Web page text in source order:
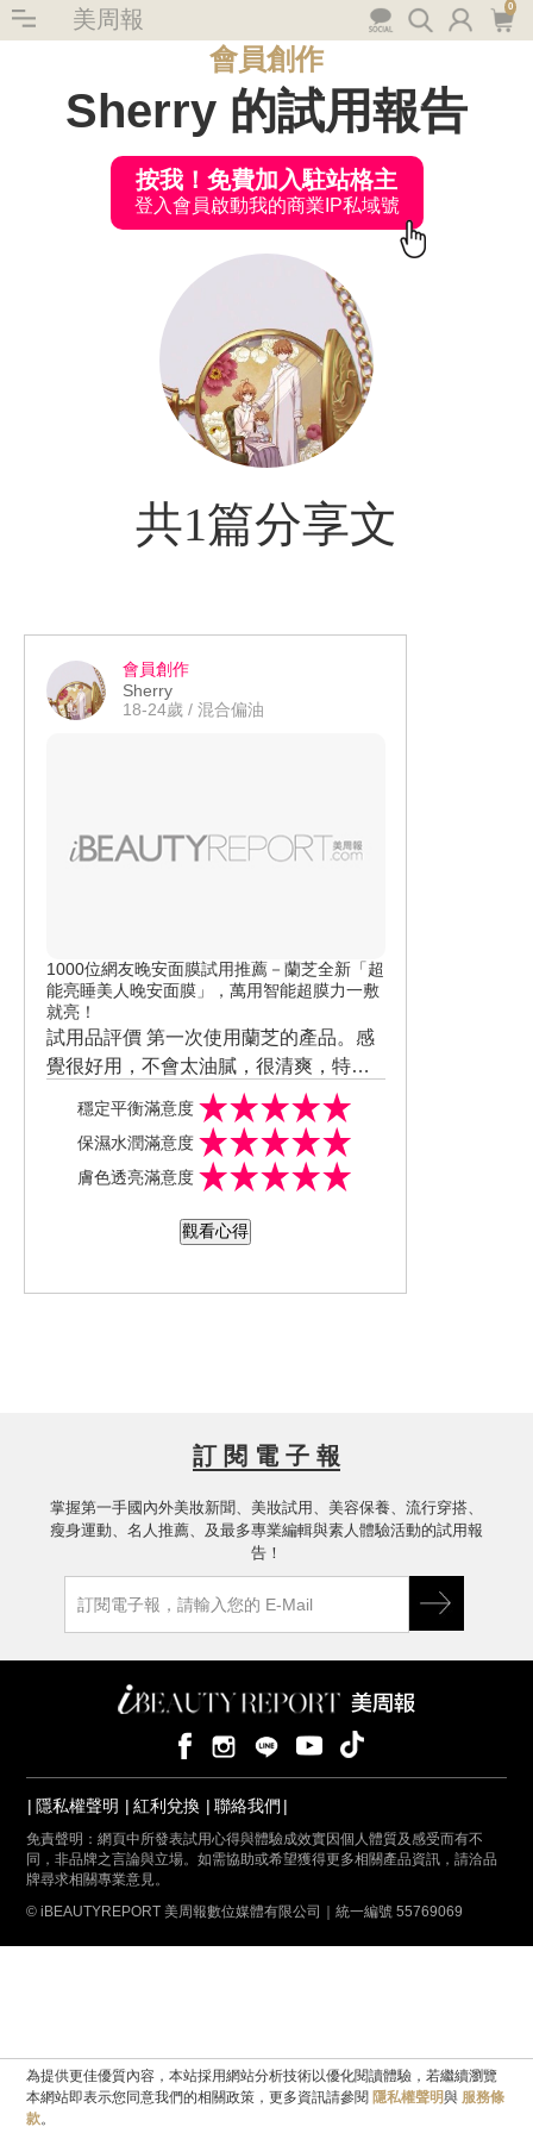
美周報 0
會員創作
Sherry 的試用報告
按我！免費加入駐站格主
登入會員啟動我的商業IP私域號
共1篇分享文
會員創作
Sherry
18-24歲 / 混合偏油
1000位網友晚安面膜試用推薦－蘭芝全新「超
能亮睡美人晚安面膜」，萬用智能超膜力一敷
就亮！
試用品評價 第一次使用蘭芝的產品。感
覺很好用，不會太油膩，很清爽，特別
最近冬天天冷，皮膚也偏乾燥，覺得是
個不錯的保養品。我的額頭也頗常長痘
痘的，在使用這款試用品的期間，並沒
有什麼長痘痘，我想常長痘痘的人應該
覺得膩或是過香。價格也可以接受。有
穩定平衡滿意度
保濕水潤滿意度
膚色透亮滿意度
觀看心得
訂 閱 電 子 報
掌握第一手國內外美妝新聞、美妝試用、美容保養、流行穿搭、
瘦身運動、名人推薦、及最多專業編輯與素人體驗活動的試用報
告！
隱私權聲明 紅利兌換 聯絡我們
免責聲明：網頁中所發表試用心得與體驗成效實因個人體質及感受而有不
同，非品牌之言論與立場。如需協助或希望獲得更多相關產品資訊，請洽品
牌尋求相關專業意見。
© iBEAUTYREPORT 美周報數位媒體有限公司｜統一編號 55769069
為提供更佳優質內容，本站採用網站分析技術以優化閱讀體驗，若繼續瀏覽
本網站即表示您同意我們的相關政策，更多資訊請參閱 隱私權聲明與 服務條
款。